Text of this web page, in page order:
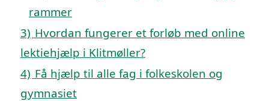
rammer
3) Hvordan fungerer et forløb med online
lektiehjælp i Klitmøller?
4) Få hjælp til alle fag i folkeskolen og
gymnasiet